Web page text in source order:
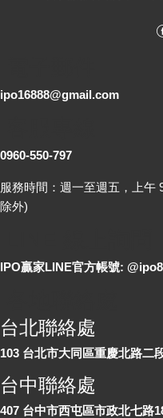
ipo16888@gmail.com
0960-550-797
服務時間：週一至週五，上午
除外)
IPO贏家LINE官方帳號:
台北聯絡處
103 台北市大同區重慶北路二
台中聯絡處
407 台中市西屯區市政北七路